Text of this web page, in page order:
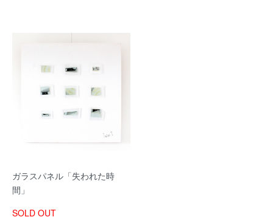
ガラスパネル「失われた時
間」
SOLD OUT